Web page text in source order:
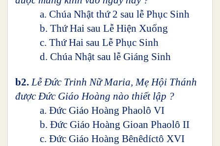
a. Chúa Nhật thứ 2 sau lễ Phục Sinh
b. Thứ Hai sau Lễ Hiện Xuống
c. Thứ Hai sau Lễ Phục Sinh
d. Chúa Nhật sau lễ Giáng Sinh
b2. Lễ Đức Trinh Nữ Maria, Mẹ Hội Thánh
được Đức Giáo Hoàng nào thiết lập ?
a. Đức Giáo Hoàng Phaolô VI
b. Đức Giáo Hoàng Gioan Phaolô II
c. Đức Giáo Hoàng Bênêdíctô XVI